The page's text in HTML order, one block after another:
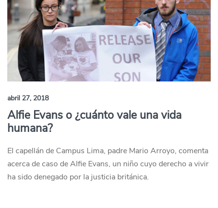
abril 27, 2018
Alfie Evans o ¿cuánto vale una vida
humana?
El capellán de Campus Lima, padre Mario Arroyo, comenta
acerca de caso de Alfie Evans, un niño cuyo derecho a vivir
ha sido denegado por la justicia británica.